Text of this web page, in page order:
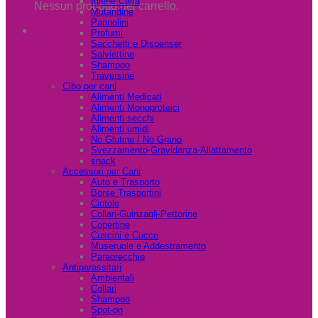
Nessun prodotto nel carrello.
Mutandine
Pannolini
Profumi
Sacchetti e Dispenser
Salviettine
Shampoo
Traversine
Cibo per cani
Alimenti Medicati
Alimenti Monoproteici
Alimenti secchi
Alimenti umidi
No Glutine / No Grano
Svezzamento-Gravidanza-Allattamento
snack
Accessori per Cani
Auto e Trasporto
Borse Trasportini
Ciotole
Collari-Guinzagli-Pettorine
Copertine
Cuscini e Cucce
Museruole e Addestramento
Paraorecchie
Antiparassitari
Ambientali
Collari
Shampoo
Spot-on